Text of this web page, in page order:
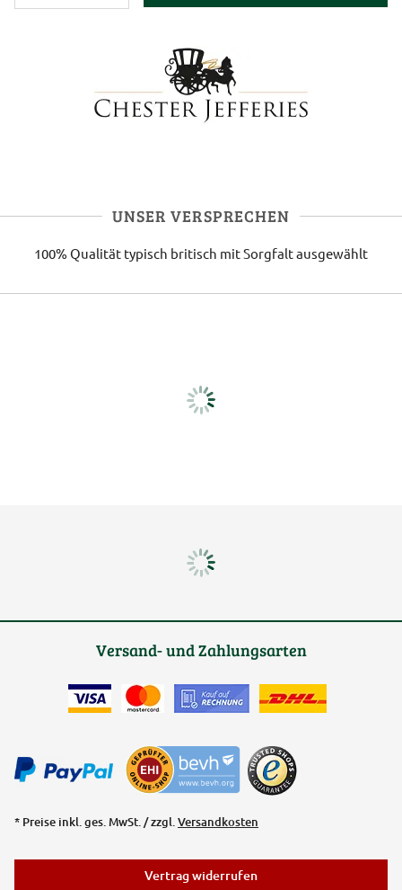
UNSER VERSPRECHEN
100% Qualität typisch britisch mit Sorgfalt ausgewählt
Versand- und Zahlungsarten
* Preise inkl. ges. MwSt. / zzgl.Versandkosten
Vertrag widerrufen